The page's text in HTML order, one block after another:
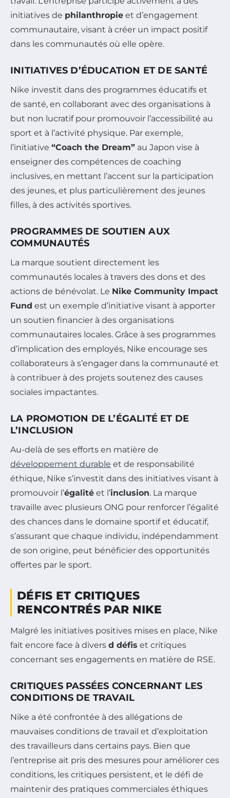
initiatives de philanthropie et d’engagement
communautaire, visant à créer un impact positif
dans les communautés où elle opère.
INITIATIVES D’ÉDUCATION ET DE SANTÉ
Nike investit dans des programmes éducatifs et
de santé, en collaborant avec des organisations à
but non lucratif pour promouvoir l’accessibilité au
sport et à l’activité physique. Par exemple,
l’initiative “Coach the Dream” au Japon vise à
enseigner des compétences de coaching
inclusives, en mettant l’accent sur la participation
des jeunes, et plus particulièrement des jeunes
filles, à des activités sportives.
PROGRAMMES DE SOUTIEN AUX
COMMUNAUTÉS
La marque soutient directement les
communautés locales à travers des dons et des
actions de bénévolat. Le Nike Community Impact
Fund est un exemple d’initiative visant à apporter
un soutien financier à des organisations
communautaires locales. Grâce à ses programmes
d’implication des employés, Nike encourage ses
collaborateurs à s’engager dans la communauté et
à contribuer à des projets soutenez des causes
sociales impactantes.
LA PROMOTION DE L’ÉGALITÉ ET DE
L’INCLUSION
Au-delà de ses efforts en matière de
développement durable et de responsabilité
éthique, Nike s’investit dans des initiatives visant à
promouvoir l’égalité et l’inclusion. La marque
travaille avec plusieurs ONG pour renforcer l’égalité
des chances dans le domaine sportif et éducatif,
s’assurant que chaque individu, indépendamment
de son origine, peut bénéficier des opportunités
offertes par le sport.
DÉFIS ET CRITIQUES
RENCONTRÉS PAR NIKE
Malgré les initiatives positives mises en place, Nike
fait encore face à divers d défis et critiques
concernant ses engagements en matière de RSE.
CRITIQUES PASSÉES CONCERNANT LES
CONDITIONS DE TRAVAIL
Nike a été confrontée à des allégations de
mauvaises conditions de travail et d’exploitation
des travailleurs dans certains pays. Bien que
l’entreprise ait pris des mesures pour améliorer ces
conditions, les critiques persistent, et le défi de
maintenir des pratiques commerciales éthiques